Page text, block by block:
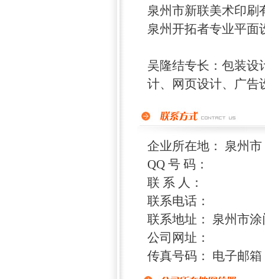
泉州市新联美术印
泉州开拓者专业平
吴隆结专长：包装设
计、网页设计、广告
企业所在地： 泉州市
QQ 号 码：
联 系 人：
联系电话：
联系地址： 泉州市
公司网址：
传真号码： 电子邮箱